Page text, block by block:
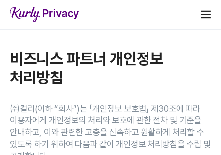
비즈니스 파트너 개인정보
처리방침
㈜컬리(이하 “회사”)는 「개인정보 보호법」 제30조에 따라
이용자에게 개인정보의 처리와 보호에 관한 절차 및 기준을
안내하고, 이와 관련한 고충을 신속하고 원활하게 처리할 수
있도록 하기 위하여 다음과 같이 개인정보 처리방침을 수립 및